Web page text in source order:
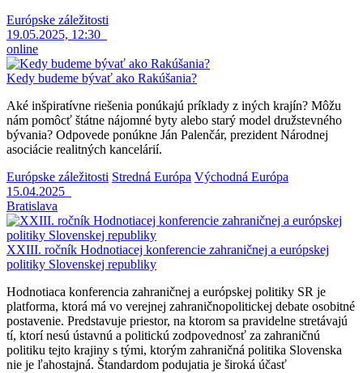
Európske záležitosti
19.05.2025, 12:30
online
Kedy budeme bývať ako Rakúšania?
Aké inšpiratívne riešenia ponúkajú príklady z iných krajín? Môžu
nám pomôcť štátne nájomné byty alebo starý model družstevného
bývania? Odpovede ponúkne Ján Palenčár, prezident Národnej
asociácie realitných kancelárií.
Európske záležitosti Stredná Európa Východná Európa
15.04.2025
Bratislava
XXIII. ročník Hodnotiacej konferencie zahraničnej a európskej
politiky Slovenskej republiky
Hodnotiaca konferencia zahraničnej a európskej politiky SR je
platforma, ktorá má vo verejnej zahraničnopolitickej debate osobitné
postavenie. Predstavuje priestor, na ktorom sa pravidelne stretávajú
tí, ktorí nesú ústavnú a politickú zodpovednosť za zahraničnú
politiku tejto krajiny s tými, ktorým zahraničná politika Slovenska
nie je ľahostajná. Štandardom podujatia je široká účasť